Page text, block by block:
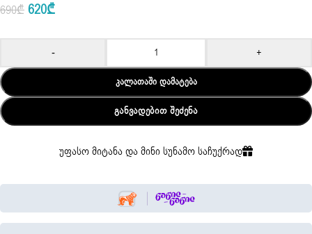
690₾ 620₾
- +
ᲙᲐᲚᲐᲗᲐᲨᲘ ᲓᲐᲛᲐᲢᲔᲑᲐ
ᲒᲐᲜᲕᲐᲓᲔᲑᲘᲗ ᲨᲔᲫᲔᲜᲐ
უფასო მიტანა და მინი სუნამო საჩუქრად